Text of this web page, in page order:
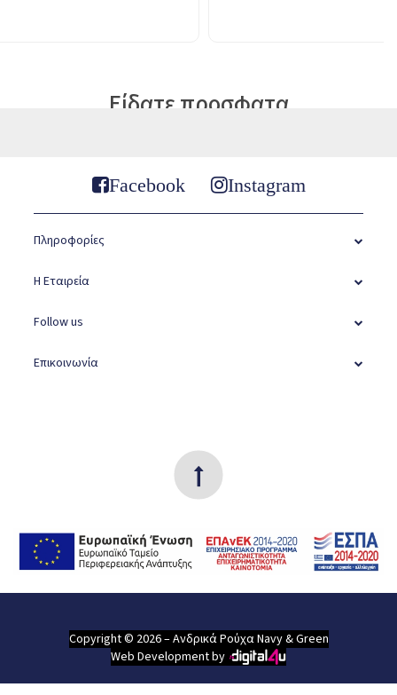
Είδατε προσφατα
Facebook Instagram
Πληροφορίες
Η Εταιρεία
Follow us
Επικοινωνία
Copyright © 2026 – Ανδρικά Ρούχα Navy & Green
Web Development by